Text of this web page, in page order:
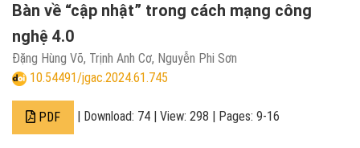
Bàn về “cập nhật” trong cách mạng công
nghệ 4.0
Đặng Hùng Võ, Trịnh Anh Cơ, Nguyễn Phi Sơn
10.54491/jgac.2024.61.745
PDF | Download: 74 | View: 298 | Pages: 9-16